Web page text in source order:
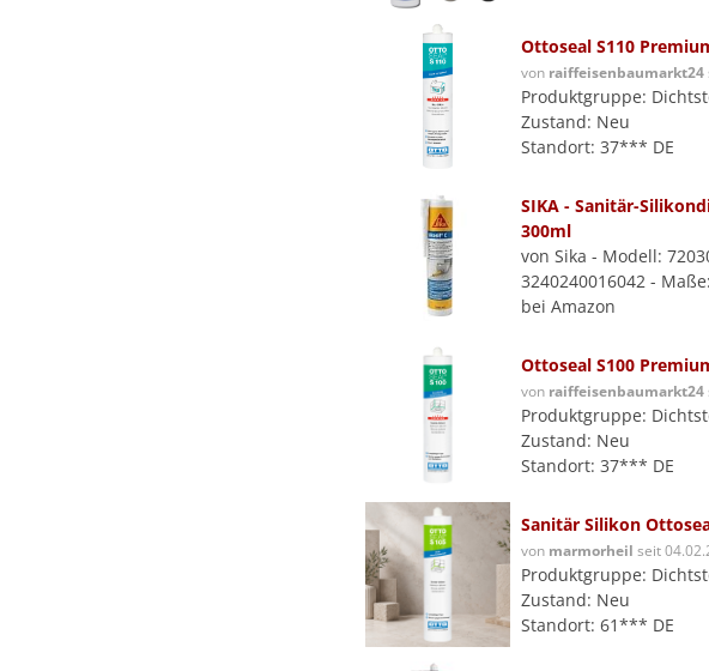
Ottoseal S110
von raiffeisenbaumarkt24
Produktgruppe:
Zustand: Neu
Standort: 37*** DE
SIKA - Sanitär-
300ml
von Sika - Modell:
3240240016042 -
bei Amazon
Ottoseal S100
von raiffeisenbaumarkt24
Produktgruppe:
Zustand: Neu
Standort: 37*** DE
Sanitär Silikon
von marmorheil seit
Produktgruppe:
Zustand: Neu
Standort: 61*** DE